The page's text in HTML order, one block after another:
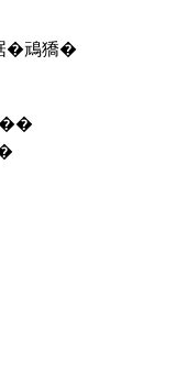
�䲮獢�
��